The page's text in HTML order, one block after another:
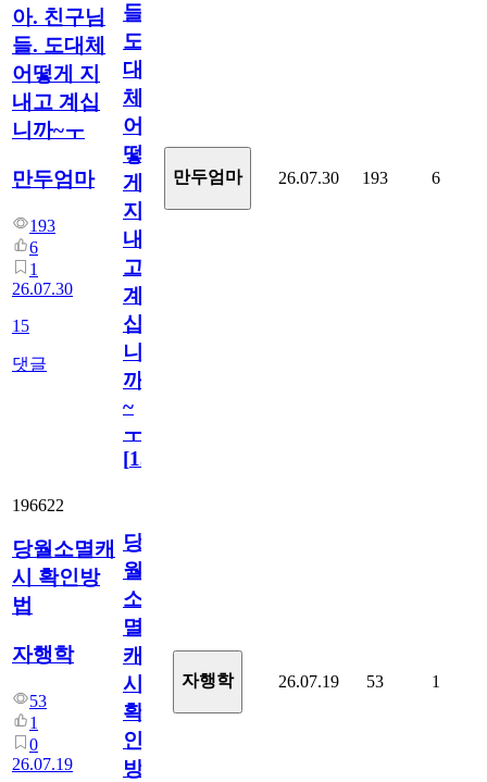
아. 친구님
들. 도대체
어떻게 지
내고 계십
니까~ㅜ
만두엄마
193
6
1
26.07.30
15
댓글
들.
도
대
체
어
떻
게
지
내
고
계
십
니
까
~
ㅜ
[15
만두엄마 26.07.30 193 6
196622
당월소멸캐
시 확인방
법
자행학
53
1
0
26.07.19
당
월
소
멸
캐
시
확
인
방
자행학 26.07.19 53 1